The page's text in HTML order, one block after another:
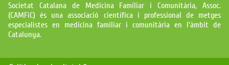
Societat Catalana de Medicina Familiar i Comunitària, Assoc.
(CAMFiC) és una associació científica i professional de metges
especialistes en medicina familiar i comunitària en l'àmbit de
Catalunya.